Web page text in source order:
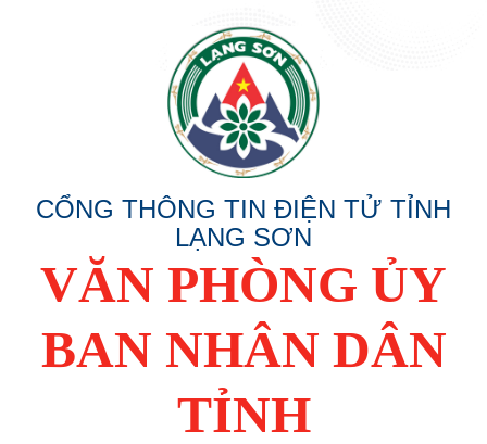
CỔNG THÔNG TIN ĐIỆN TỬ TỈNH
LẠNG SƠN
VĂN PHÒNG ỦY
BAN NHÂN DÂN
TỈNH